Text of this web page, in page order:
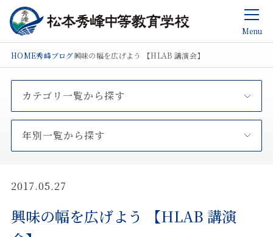
Menu
HOME秀峰ブログ興味の幅を広げよう 【HLAB 講演会】
カテゴリ一覧から探す
年別一覧から探す
2017.05.27
興味の幅を広げよう 【HLAB 講演